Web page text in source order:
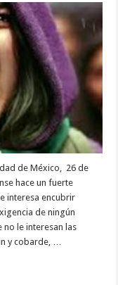
de México, 26 de
hace un fuerte
interesa encubrir
de ningún
le interesan las
y cobarde, …